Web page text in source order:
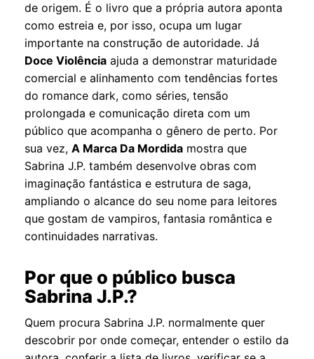
de origem. É o livro que a própria autora aponta
como estreia e, por isso, ocupa um lugar
importante na construção de autoridade. Já
Doce Violência ajuda a demonstrar maturidade
comercial e alinhamento com tendências fortes
do romance dark, como séries, tensão
prolongada e comunicação direta com um
público que acompanha o gênero de perto. Por
sua vez,A Marca Da Mordida mostra que
Sabrina J.P. também desenvolve obras com
imaginação fantástica e estrutura de saga,
ampliando o alcance do seu nome para leitores
que gostam de vampiros, fantasia romântica e
continuidades narrativas.
Por que o público busca
Sabrina J.P.?
Quem procura Sabrina J.P. normalmente quer
descobrir por onde começar, entender o estilo da